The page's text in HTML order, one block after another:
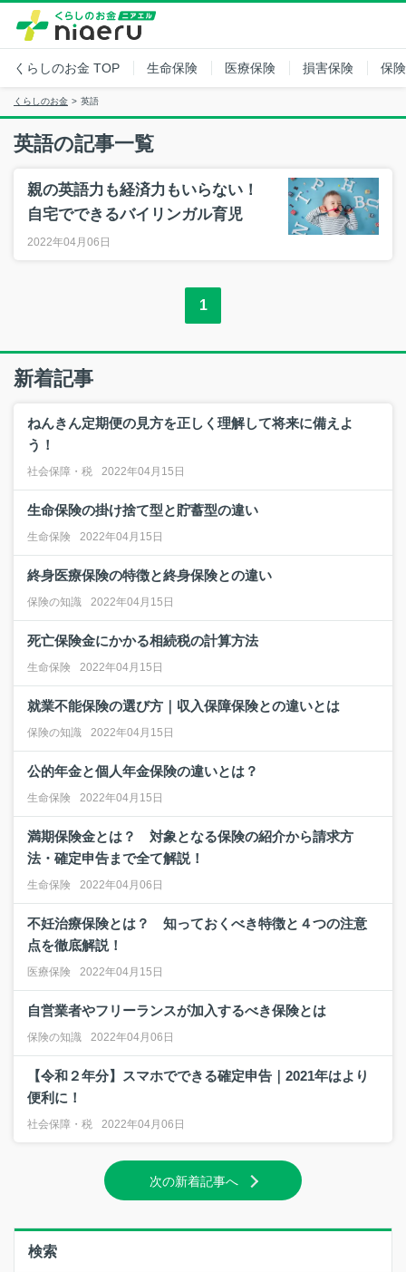
くらしのお金 TOP 生命保険 医療保険 損害保険 保
くらしのお金 英語
英語の記事一覧
親の英語力も経済力もいらない！
自宅でできるバイリンガル育児
2022年04月06日
1
新着記事
ねんきん定期便の見方を正しく理解して将来に備えよ
う！
社会保障・税 2022年04月15日
生命保険の掛け捨て型と貯蓄型の違い
生命保険 2022年04月15日
終身医療保険の特徴と終身保険との違い
保険の知識 2022年04月15日
死亡保険金にかかる相続税の計算方法
生命保険 2022年04月15日
就業不能保険の選び方｜収入保障保険との違いとは
保険の知識 2022年04月15日
公的年金と個人年金保険の違いとは？
生命保険 2022年04月15日
満期保険金とは？ 対象となる保険の紹介から請求方
法・確定申告まで全て解説！
生命保険 2022年04月06日
不妊治療保険とは？ 知っておくべき特徴と４つの注意
点を徹底解説！
医療保険 2022年04月15日
自営業者やフリーランスが加入するべき保険とは
保険の知識 2022年04月06日
【令和２年分】スマホでできる確定申告｜2021年はより
便利に！
社会保障・税 2022年04月06日
次の新着記事へ
検索